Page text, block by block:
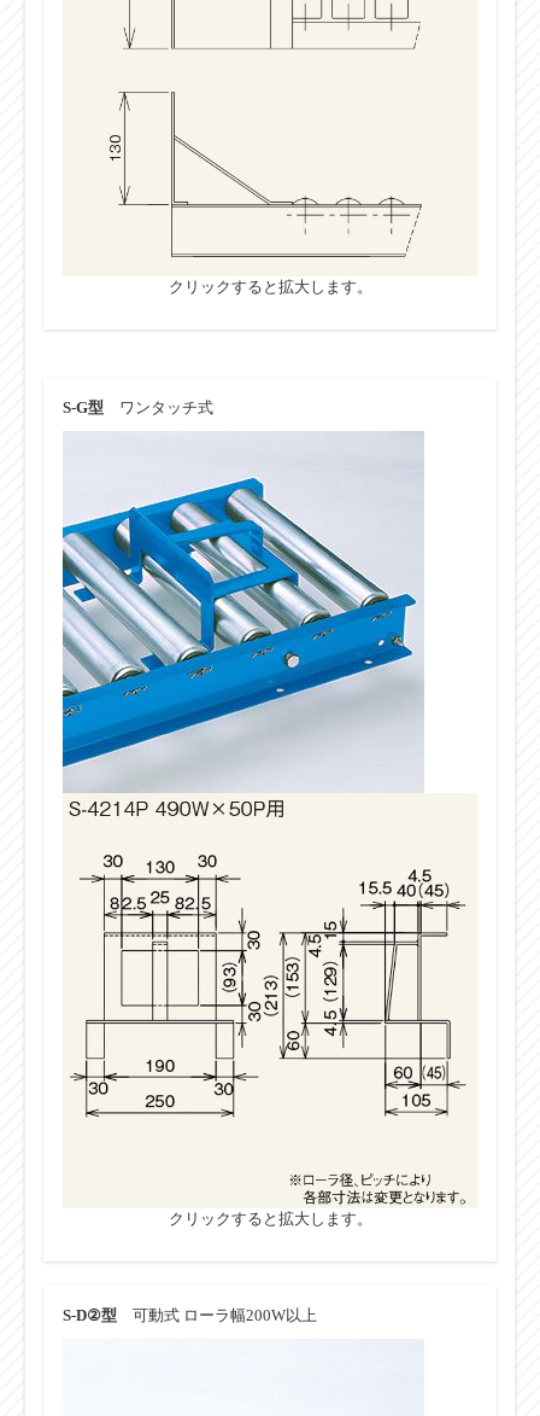
クリックすると拡大します。
S-G型 ワンタッチ式
クリックすると拡大します。
S-D②型 可動式 ローラ幅200W以上